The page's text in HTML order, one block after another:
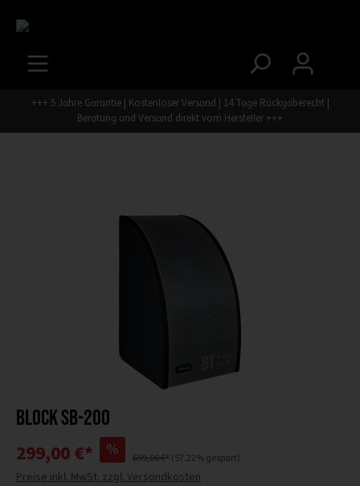
+++ 5 Jahre Garantie | Kostenloser Versand | 14 Tage Rückgaberecht |
Beratung und Versand direkt vom Hersteller +++
Block SB-200
299,00 €* % 699,00 €*(57.22% gespart)
Preise inkl. MwSt. zzgl. Versandkosten